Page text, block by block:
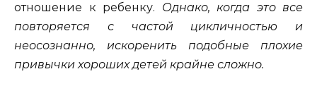
отношение к ребенку. Однако, когда это все
повторяется с частой цикличностью и
неосознанно, искоренить подобные плохие
привычки хороших детей крайне сложно.